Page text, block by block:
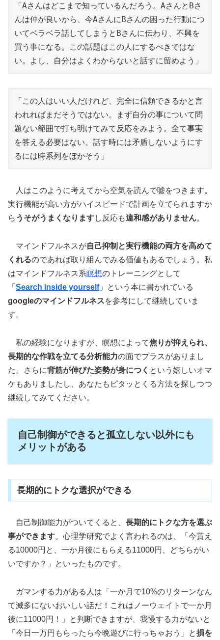
「Aさんはどこまで知っているんだろう。AさんとBさ
んは仲が良いから、今AさんにBさんの困った行動につ
いてベラベラ話してしまうとBさんに伝わり、不興を
買う事になる。この話題はこの人にするべきではな
い。よし、自分はよくわからないと話すに留めよう」
「この人はいい人だけれど、完全に信頼できるかと言
われればまだそうではない。まず自分の事について問
題ない範囲で打ち明けてみて反応をみよう。全て事実
を答える必要はない。話す時には矛盾しないようにす
るには時系列をぼかそう」
人はこのように考えてから空気を読んで嘘をつきます。
実行機能が高い方がハイスピードで計画を立てられますか
ら うそがうまくなりますし反応も違和感がありません。
マインドフルネスが自己抑制と実行機能の両方を高めて
くれるのであれば取り組んでみる価値もあるでしょう。私
はマインドフルネス系瞑想のトレーニングとして
「 Search inside yourself」という本に書かれている
googleのマインドフルネスを参考にして継続していま
す。
私の経験になりますが、瞑想によって焦りが抑えられ、
長期的な作戦を立てる分析能力の面でプラスがありまし
た。さらに背筋が伸びた姿勢が身につく という嬉しいオマ
ケもありましたし、あなたもピタッとくる方法を探しつつ
継続してみてください。
自己制御ができると孤立しない以外にも
メリットがある
長期的にトクな選択ができる
自己制御能力がついてくると、 長期的にトクな方を選ぶ
事ができます。心理学研究でよく言われるのは、「今貰え
る10000円と、一か月後にもらえる11000円、どちらがい
いですか？」といったものです。
ガマンする力がある人は「一か月で10%のリターンなん
て滅多にないおいしい話だ！これはノーウェイトで一か月
後に11000円！」と判断できますが、我慢する力がないと
「今日一万円もらったら今晩遊びに行っちゃおう」と損を